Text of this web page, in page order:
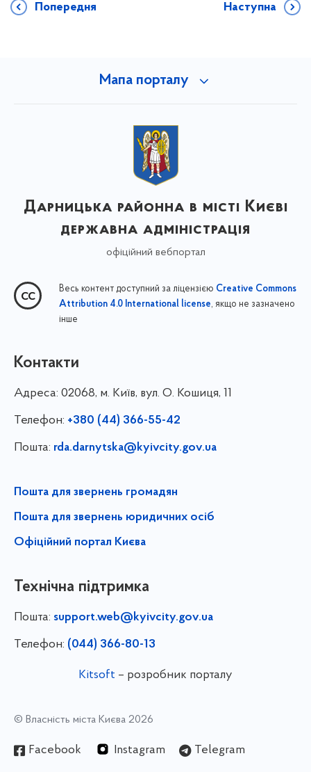
Попередня Наступна
Мапа порталу
Дарницька районна в місті Києві
державна адміністрація
офіційний вебпортал
Весь контент доступний за ліцензією Creative Commons
Attribution 4.0 International license, якщо не зазначено
інше
Контакти
Адреса: 02068, м. Київ, вул. О. Кошиця, 11
Телефон: +380 (44) 366-55-42
Пошта: rda.darnytska@kyivcity.gov.ua
Пошта для звернень громадян
Пошта для звернень юридичних осіб
Офіційний портал Києва
Технічна підтримка
Пошта: support.web@kyivcity.gov.ua
Телефон: (044) 366-80-13
Kitsoft – розробник порталу
© Власність міста Києва 2026
Facebook Instagram Telegram